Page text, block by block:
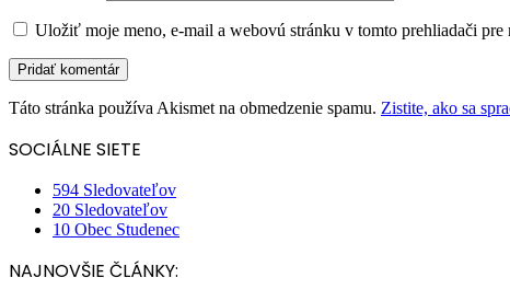
Uložiť moje meno, e-mail a webovú stránku v tomto prehliadači pre
Táto stránka používa Akismet na obmedzenie spamu. Zistite, ako sa
SOCIÁLNE SIETE
594 Sledovateľov
20 Sledovateľov
10 Obec Studenec
NAJNOVŠIE ČLÁNKY: